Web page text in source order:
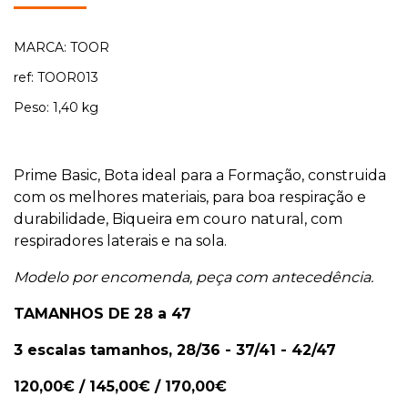
MARCA: TOOR
ref: TOOR013
Peso: 1,40 kg
Prime Basic, Bota ideal para a Formação, construida
com os melhores materiais, para boa respiração e
durabilidade, Biqueira em couro natural, com
respiradores laterais e na sola.
Modelo por encomenda, peça com antecedência.
TAMANHOS DE 28 a 47
3 escalas tamanhos, 28/36 - 37/41 - 42/47
120,00€ / 145,00€ / 170,00€